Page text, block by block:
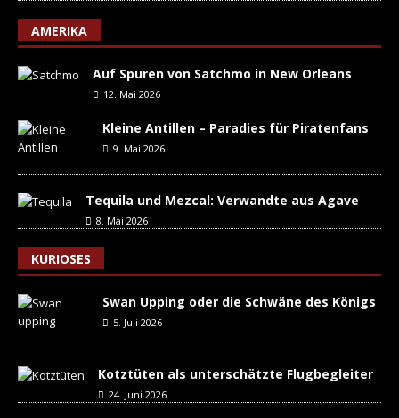
AMERIKA
Auf Spuren von Satchmo in New Orleans
12. Mai 2026
Kleine Antillen – Paradies für Piratenfans
9. Mai 2026
Tequila und Mezcal: Verwandte aus Agave
8. Mai 2026
KURIOSES
Swan Upping oder die Schwäne des Königs
5. Juli 2026
Kotztüten als unterschätzte Flugbegleiter
24. Juni 2026